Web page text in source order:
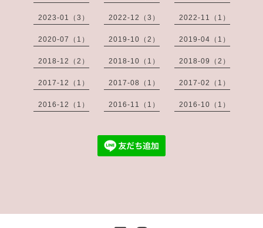
2023-01（3） 2022-12（3） 2022-11（1）
2020-07（1） 2019-10（2） 2019-04（1）
2018-12（2） 2018-10（1） 2018-09（2）
2017-12（1） 2017-08（1） 2017-02（1）
2016-12（1） 2016-11（1） 2016-10（1）